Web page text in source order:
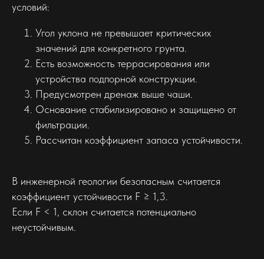
условий:
Угол уклона не превышает критических
значений для конкретного грунта.
Есть возможность террасирования или
устройства подпорной конструкции.
Предусмотрен дренаж выше чаши.
Основание стабилизировано и защищено от
фильтрации.
Рассчитан коэффициент запаса устойчивости.
В инженерной геологии безопасным считается
коэффициент устойчивости F ≥ 1,3.
Если F < 1, склон считается потенциально
неустойчивым.